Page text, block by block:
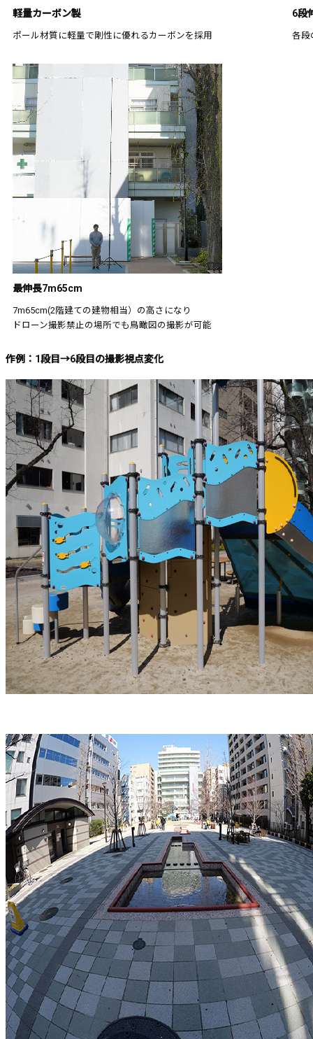
軽量カーボン製
ポール材質に軽量で剛性に優れるカーボンを採用
6段
各段
最伸長7m65cm
7m65cm(2階建ての建物相当）の高さになり
ドローン撮影禁止の場所でも鳥瞰図の撮影が可能
作例：1段目→6段目の撮影視点変化